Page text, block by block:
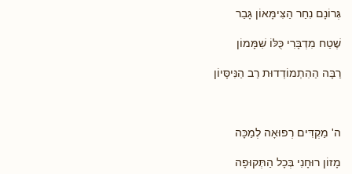
גְּרוֹנָם נִחַר הַצִּימָּאוֹן גָּבַר
שֶׁטַח מִדְבָּרִי כֻּלּוֹ שִׁמָּמוֹן
רַבָּה הַהִתְמוֹדְדוּת רַב הַנִּיסָּיוֹן
ה' מַקְדִּים רְפוּאָה לְמַכָּה
מָזוֹן רוּחָנִי בְּכָל הַתְּקוּפָה